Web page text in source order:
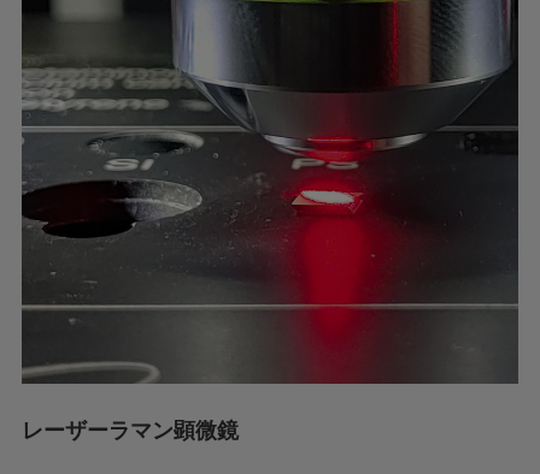
レーザーラマン顕微鏡